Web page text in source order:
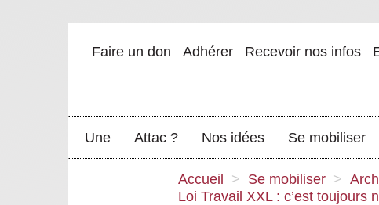
Faire un don Adhérer Recevoir nos infos
Une Attac ? Nos idées Se mobiliser
Accueil > Se mobiliser >
Loi Travail XXL : c’est toujours